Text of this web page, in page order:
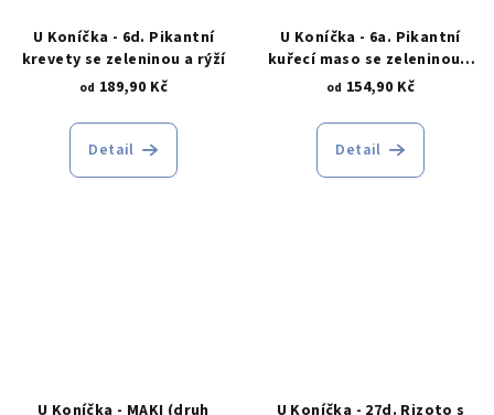
U Koníčka - 6d. Pikantní
krevety se zeleninou a rýží
od 189,90 Kč
Detail
U Koníčka - 6a. Pikantní
kuřecí maso se zeleninou a
rýží
od 154,90 Kč
Detail
U Koníčka - MAKI (druh
U Koníčka - 27d. Rizoto s